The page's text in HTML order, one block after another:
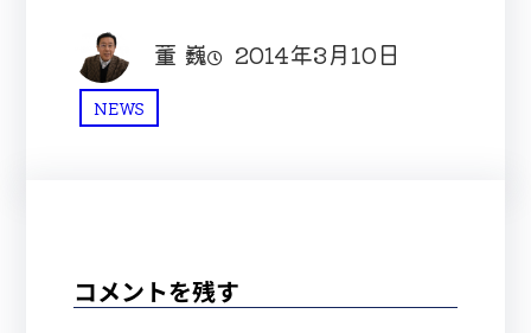
董 巍 2014年3月10日
NEWS
コメントを残す